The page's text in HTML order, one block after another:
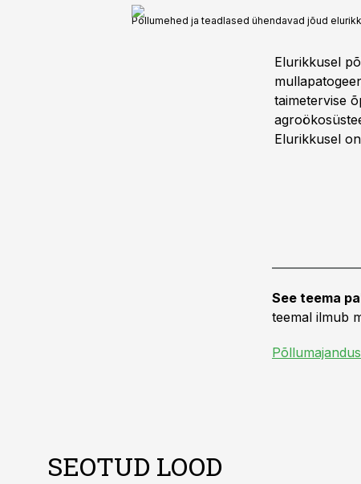
Põllumehed ja teadlased ühendavad jõud
Elurikkusel
taimetervise
Elurikkusel
See teema
teemal ilmub
Põllumajandus
SEOTUD LOOD